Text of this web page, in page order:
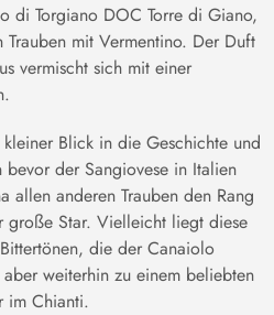
di Torgiano DOC Torre di Giano,
mit Vermentino. Der Duft
vermischt sich mit einer
Blick in die Geschichte und
der Sangiovese in Italien
allen anderen Trauben den Rang
Star. Vielleicht liegt diese
die der Canaiolo
weiterhin zu einem beliebten
im Chianti.